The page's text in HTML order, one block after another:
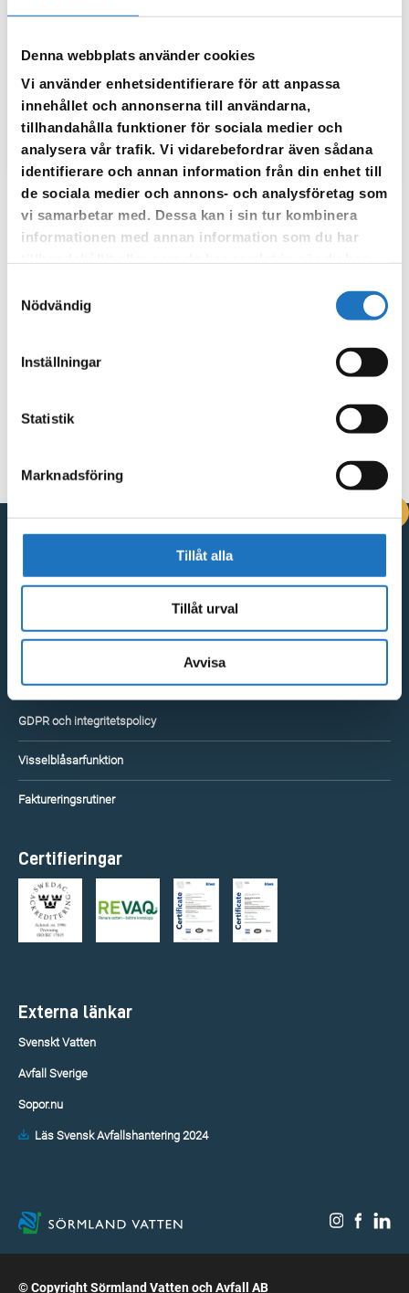
Denna webbplats använder cookies
Vi använder enhetsidentifierare för att anpassa
innehållet och annonserna till användarna,
tillhandahålla funktioner för sociala medier och
analysera vår trafik. Vi vidarebefordrar även sådana
identifierare och annan information från din enhet till
de sociala medier och annons- och analysföretag som
vi samarbetar med. Dessa kan i sin tur kombinera
informationen med annan information som du har
Nödvändig
Inställningar
Statistik
Marknadsföring
Tillåt alla
Tillåt urval
Avvisa
Sortera matavfallSkylt/informationsblad
Övrigt
Sörmland Vattens YouTube-kanalFilmer
Kontakta oss
Vingåkersvägen 18, 641 51 Katrineholm
Kontakta oss
Snabblänkar
GDPR och integritetspolicy
Visselblåsarfunktion
Faktureringsrutiner
Certifieringar
Externa länkar
Svenskt Vatten
Avfall Sverige
Sopor.nu
Läs Svensk Avfallshantering 2024
© Copyright Sörmland Vatten och Avfall AB